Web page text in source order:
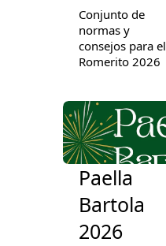
Conjunto de
normas y
consejos para el
Romerito 2026
Paella
Bartola
2026